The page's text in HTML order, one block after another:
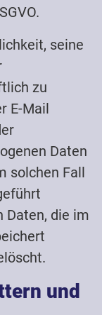
seine
zu
E-Mail
Daten
solchen Fall
Daten, die im
und